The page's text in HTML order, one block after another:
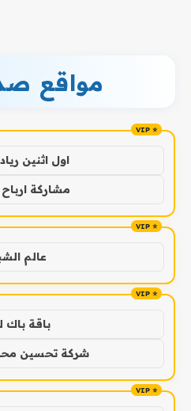
مواقع
اول اثنين
مشاركة
عالم
باقة باك
شركة تحسين